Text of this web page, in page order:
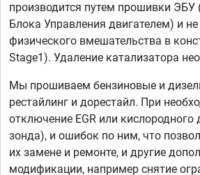
производится путем прошивки ЭБУ
Блока Управления двигателем) и не
физического вмешательства в
Stage1). Удаление катализатора
Мы прошиваем бензиновые и
рестайлинг и дорестайл. При
отключение EGR или
зонда), и ошибок по ним, что
их замене и ремонте, и другие
модификации, например снятие